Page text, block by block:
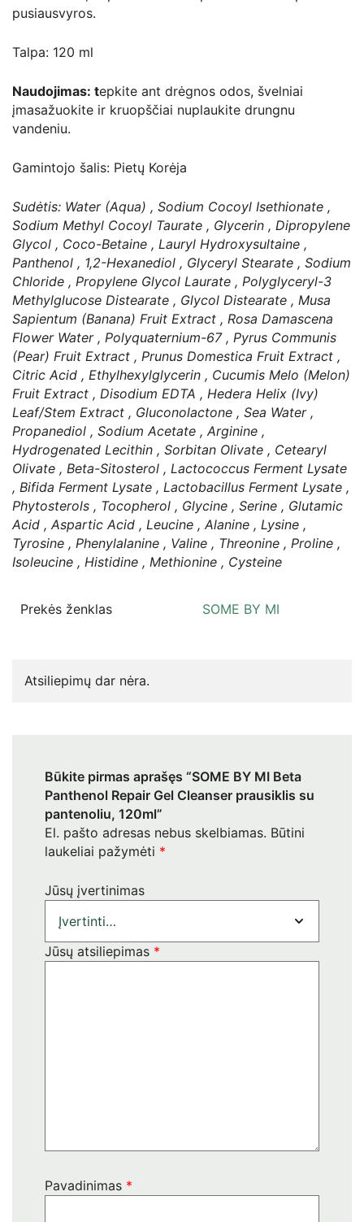
pusiausvyros.
Talpa: 120 ml
Naudojimas: tepkite ant drėgnos odos, švelniai
įmasažuokite ir kruopščiai nuplaukite drungnu
vandeniu.
Gamintojo šalis: Pietų Korėja
Sudėtis: Water (Aqua) , Sodium Cocoyl Isethionate ,
Sodium Methyl Cocoyl Taurate , Glycerin , Dipropylene
Glycol , Coco-Betaine , Lauryl Hydroxysultaine ,
Panthenol , 1,2-Hexanediol , Glyceryl Stearate , Sodium
Chloride , Propylene Glycol Laurate , Polyglyceryl-3
Methylglucose Distearate , Glycol Distearate , Musa
Sapientum (Banana) Fruit Extract , Rosa Damascena
Flower Water , Polyquaternium-67 , Pyrus Communis
(Pear) Fruit Extract , Prunus Domestica Fruit Extract ,
Citric Acid , Ethylhexylglycerin , Cucumis Melo (Melon)
Fruit Extract , Disodium EDTA , Hedera Helix (Ivy)
Leaf/Stem Extract , Gluconolactone , Sea Water ,
Propanediol , Sodium Acetate , Arginine ,
Hydrogenated Lecithin , Sorbitan Olivate , Cetearyl
Olivate , Beta-Sitosterol , Lactococcus Ferment Lysate
, Bifida Ferment Lysate , Lactobacillus Ferment Lysate ,
Phytosterols , Tocopherol , Glycine , Serine , Glutamic
Acid , Aspartic Acid , Leucine , Alanine , Lysine ,
Tyrosine , Phenylalanine , Valine , Threonine , Proline ,
Isoleucine , Histidine , Methionine , Cysteine
Prekės ženklas SOME BY MI
Atsiliepimų dar nėra.
Būkite pirmas aprašęs “SOME BY MI Beta
Panthenol Repair Gel Cleanser prausiklis su
pantenoliu, 120ml”
El. pašto adresas nebus skelbiamas. Būtini
laukeliai pažymėti *
Jūsų įvertinimas
Jūsų atsiliepimas *
Pavadinimas *